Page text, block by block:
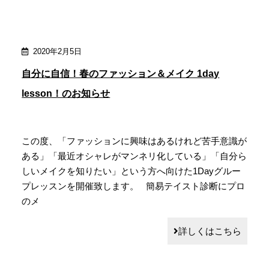
2020年2月5日
自分に自信！春のファッション＆メイク 1day
lesson！のお知らせ
この度、「ファッションに興味はあるけれど苦手意識が
ある」「最近オシャレがマンネリ化している」「自分ら
しいメイクを知りたい」という方へ向けた1Dayグルー
プレッスンを開催致します。 簡易テイスト診断にプロ
のメ
詳しくはこちら